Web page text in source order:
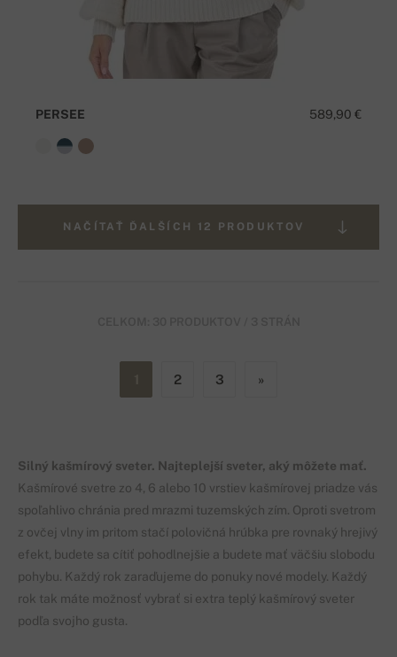
589,90 €
PERSEE
NAČÍTAŤ ĎALŠÍCH 12 PRODUKTOV
2 3 »
Silný kašmírový sveter. Najteplejší sveter, aký môžete mať.
Kašmírové svetre zo 4, 6 alebo 10 vrstiev kašmírovej priadze vás
spoľahlivo chránia pred mrazmi tuzemských zím. Oproti svetrom
z ovčej vlny im pritom stačí polovičná hrúbka pre rovnaký hrejivý
efekt, budete sa cítiť pohodlnejšie a budete mať väčšiu slobodu
pohybu. Každý rok zaraďujeme do ponuky nové modely. Každý
rok tak máte možnosť vybrať si extra teplý kašmírový sveter
podľa svojho gusta.